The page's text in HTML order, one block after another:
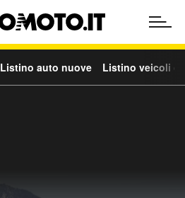
Listino auto nuove Listino veicoli